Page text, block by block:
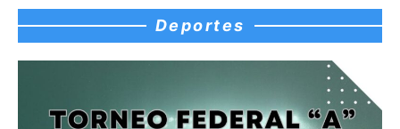
Deportes